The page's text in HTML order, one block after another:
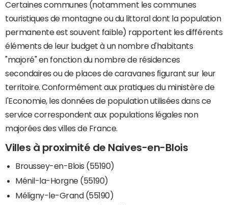
Certaines communes (notamment les communes
touristiques de montagne ou du littoral dont la population
permanente est souvent faible) rapportent les différents
éléments de leur budget à un nombre d'habitants
"majoré" en fonction du nombre de résidences
secondaires ou de places de caravanes figurant sur leur
territoire. Conformément aux pratiques du ministère de
l'Economie, les données de population utilisées dans ce
service correspondent aux populations légales non
majorées des villes de France.
Villes à proximité de Naives-en-Blois
Broussey-en-Blois (55190)
Ménil-la-Horgne (55190)
Méligny-le-Grand (55190)